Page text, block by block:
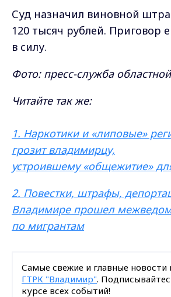
Суд назначил виновной
120 тысяч рублей. Приговор
в силу.
Фото: пресс-служба
Читайте так же:
1. Наркотики и «липовые»
грозит владимирцу,
устроившему «общежитие»
2. Повестки, штрафы,
Владимире прошел
по мигрантам
Самые свежие и главные новости
ГТРК "Владимир".
курсе всех событий!